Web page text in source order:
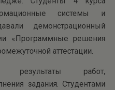
системы и
демонстрационный
«Программные решения
аттестации.
результаты работ,
задания. Студентами